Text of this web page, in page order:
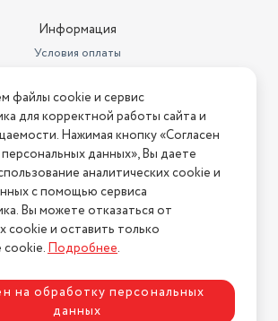
Информация
Условия оплаты
Условия возврата
ошибку на сайте? Напишите нам
магазин "АстМаркет". У нас есть всё!
конфиденциальности
файлы cookie и сервис
для корректной работы сайта и
Нажимая кнопку «Согласен
данных», Вы даете
аналитических cookie и
с помощью сервиса
Вы можете отказаться от
cookie и оставить только
Подробнее.
на обработку персональных
данных